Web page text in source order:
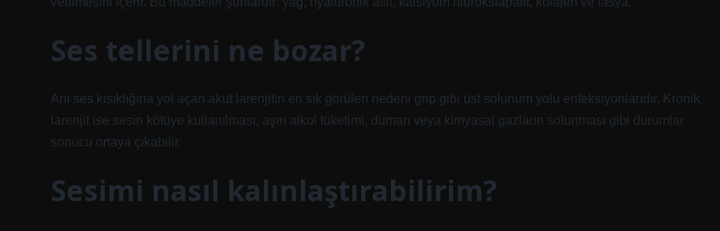
Ses tellerini ne bozar?
Ani ses kısıklığına yol açan akut larenjitin en sık görülen nedeni grip gibi üst solunum yolu enfeksiyonlarıdır. Kronik
larenjit ise sesin kötüye kullanılması, aşırı alkol tüketimi, duman veya kimyasal gazların solunması gibi durumlar
sonucu ortaya çıkabilir.
Sesimi nasıl kalınlaştırabilirim?